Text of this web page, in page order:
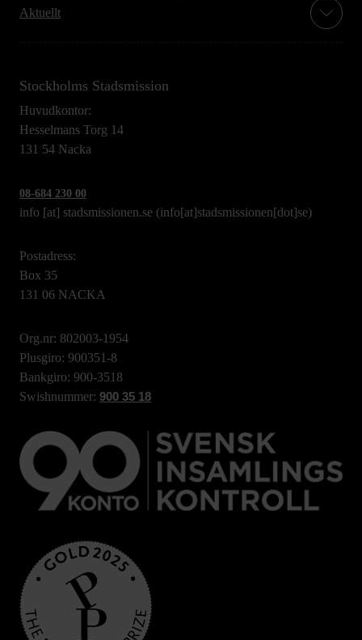
Aktuellt
Stockholms Stadsmission
Huvudkontor:
Hesselmans Torg 14
131 54 Nacka
08-684 230 00
info [at] stadsmissionen.se (info[at]stadsmissionen[dot]se)
Postadress:
Box 35
131 06 NACKA
Org.nr: 802003-1954
Plusgiro: 900351-8
Bankgiro: 900-3518
Swishnummer: 900 35 18